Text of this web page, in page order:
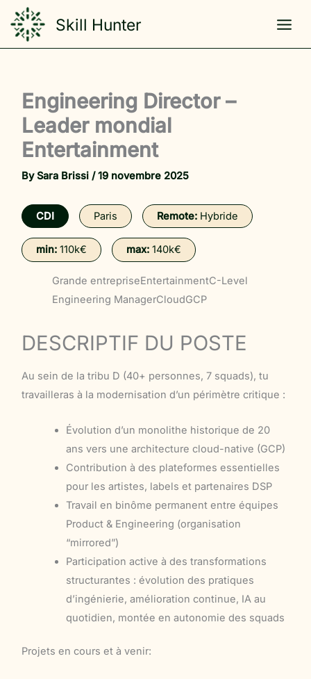
content
Skill Hunter
Engineering Director –
Leader mondial
Entertainment
BySara Brissi/19 novembre 2025
CDI Paris Remote:Hybride
min: 110k€ max:140k€
Grande entrepriseEntertainmentC-Level
Engineering ManagerCloudGCP
DESCRIPTIF DU POSTE
Au sein de la tribu D (40+ personnes, 7 squads), tu
travailleras à la modernisation d’un périmètre critique :
Évolution d’un monolithe historique de 20
ans vers une architecture cloud-native (GCP)
Contribution à des plateformes essentielles
pour les artistes, labels et partenaires DSP
Travail en binôme permanent entre équipes
Product & Engineering (organisation
“mirrored”)
Participation active à des transformations
structurantes : évolution des pratiques
d’ingénierie, amélioration continue, IA au
quotidien, montée en autonomie des squads
Projets en cours et à venir: